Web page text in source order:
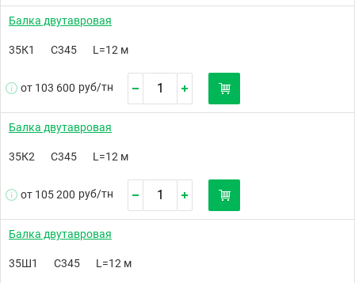
Балка двутавровая
35К1 С345 L=12 м
от 103 600 руб/тн
Балка двутавровая
35К2 С345 L=12 м
от 105 200 руб/тн
Балка двутавровая
35Ш1 С345 L=12 м